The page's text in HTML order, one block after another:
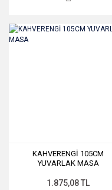
KAHVERENGİ 105CM
YUVARLAK MASA
1.875,08 TL